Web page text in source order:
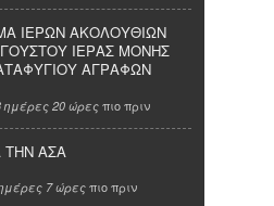
ΙΕΡΩΝ ΑΚΟΛΟΥΘΙΩΝ
ΙΕΡΑΣ ΜΟΝΗΣ
ΑΓΡΑΦΩΝ
ημέρες 20 ώρεςπιο πριν
ΤΗΝ ΑΣΑ
7 ώρεςπιο πριν